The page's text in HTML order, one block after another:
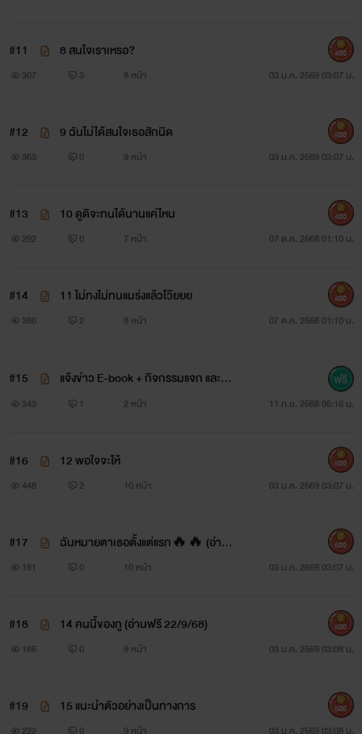
#11 8 สนใจเราเหรอ?
307 3 8 หน้า 03 ม.ค. 2569 03:07 น.
400
#12 9 ฉันไม่ได้สนใจเธอสักนิด
363 0 9 หน้า 03 ม.ค. 2569 03:07 น.
500
#13 10 ดูดิจะทนได้นานแค่ไหน
292 0 7 หน้า 07 ต.ค. 2568 01:10 น.
400
#14 11 ไม่ทงไม่ทนแมร่งแล้วโว๊ยยย
386 2 8 หน้า 07 ต.ค. 2568 01:10 น.
400
#15
แจ้งข่าว E-book + กิจกรรมแจก และกา
รอัพรายตอนงับ
343 1 2 หน้า 11 ก.ย. 2568 05:16 น.
#16 12 พอใจจะให้
448 2 10 หน้า 03 ม.ค. 2569 03:07 น.
500
#17
ฉันหมายตาเธอตั้งแต่แรก🔥🔥 (อ่านฟ
รี20/9/68)
181 0 10 หน้า 03 ม.ค. 2569 03:07 น.
600
#18 14 คนนี้ของกู (อ่านฟรี 22/9/68)
185 0 9 หน้า 03 ม.ค. 2569 03:08 น.
500
#19 15 แนะนำตัวอย่างเป็นทางการ
222 0 9 หน้า 03 ม.ค. 2569 03:08 น.
500